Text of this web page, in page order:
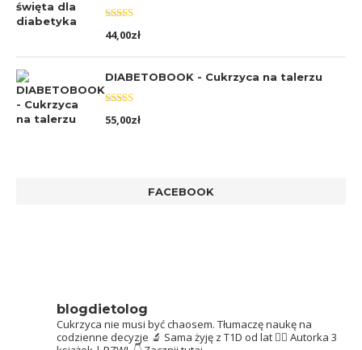
Oceniono
5.00na 5
44,00zł
DIABETOBOOK - Cukrzyca na talerzu
Oceniono
5.00na 5
55,00zł
FACEBOOK
blogdietolog
Cukrzyca nie musi być chaosem. Tłumaczę naukę na
codzienne decyzje 🔬 Sama żyję z T1D od lat 👩‍⚕️ Autorka 3